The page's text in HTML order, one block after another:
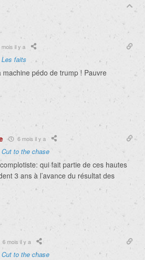
mois il y a
Les faits
machine pédo de trump ! Pauvre
6 mois il y a
Cut to the chase
qui fait partie de ces hautes
3 ans à l’avance du résultat des
6 mois il y a
Cut to the chase